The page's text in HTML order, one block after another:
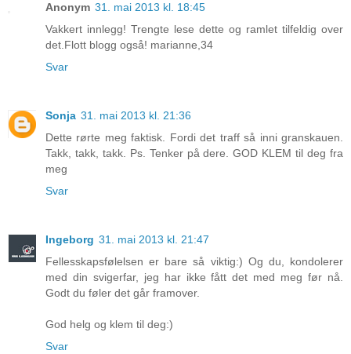
Anonym 31. mai 2013 kl. 18:45
Vakkert innlegg! Trengte lese dette og ramlet tilfeldig over
det.Flott blogg også! marianne,34
Svar
Sonja 31. mai 2013 kl. 21:36
Dette rørte meg faktisk. Fordi det traff så inni granskauen.
Takk, takk, takk. Ps. Tenker på dere. GOD KLEM til deg fra
meg
Svar
Ingeborg 31. mai 2013 kl. 21:47
Fellesskapsfølelsen er bare så viktig:) Og du, kondolerer
med din svigerfar, jeg har ikke fått det med meg før nå.
Godt du føler det går framover.
God helg og klem til deg:)
Svar